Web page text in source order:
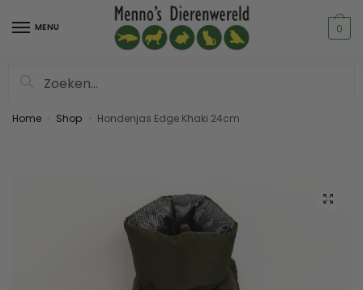
MENU 0
Home Shop Hondenjas Edge Khaki 24cm